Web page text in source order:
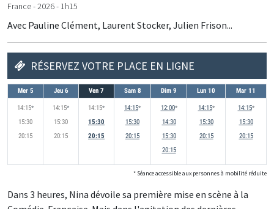
France - 2026 - 1h15
Avec Pauline Clément, Laurent Stocker, Julien Frison...
RÉSERVEZ VOTRE PLACE EN LIGNE
Mer 5 Jeu 6 Ven 7 Sam 8 Dim 9 Lun 10 Mar 11
14:15*accessible aux personnes à mobilité réduites
15:30
20:15
14:15*accessible aux personnes à mobilité réduites
15:30
20:15
14:15*accessible aux personnes à mobilité réduites
15:30
20:15
14:15*accessible aux personnes à mobilité réduites
15:30
20:15
12:00*accessible aux personnes à mobilité
14:30
15:30
20:15
14:15*accessible aux
15:30
20:15
14:15*
15:30
20:15
* Séance accessible aux personnes à mobilité réduite
Dans 3 heures, Nina dévoile sa première mise en scène à la